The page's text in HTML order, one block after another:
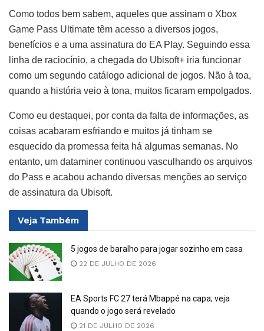
Como todos bem sabem, aqueles que assinam o Xbox
Game Pass Ultimate têm acesso a diversos jogos,
benefícios e a uma assinatura do EA Play. Seguindo essa
linha de raciocínio, a chegada do Ubisoft+ iria funcionar
como um segundo catálogo adicional de jogos. Não à toa,
quando a história veio à tona, muitos ficaram empolgados.
Como eu destaquei, por conta da falta de informações, as
coisas acabaram esfriando e muitos já tinham se
esquecido da promessa feita há algumas semanas. No
entanto, um dataminer continuou vasculhando os arquivos
do Pass e acabou achando diversas menções ao serviço
de assinatura da Ubisoft.
Veja Também
5 jogos de baralho para jogar sozinho em casa
22 DE JULHO DE 2026
EA Sports FC 27 terá Mbappé na capa; veja
quando o jogo será revelado
21 DE JULHO DE 2026